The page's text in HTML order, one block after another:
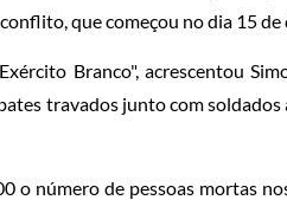
que começou no dia 15 de
Branco", acrescentou
travados junto com
o número de pessoas mortas